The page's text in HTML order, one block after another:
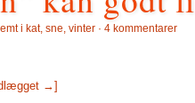
i kat, sne vinter · 4 kommentarer
→]